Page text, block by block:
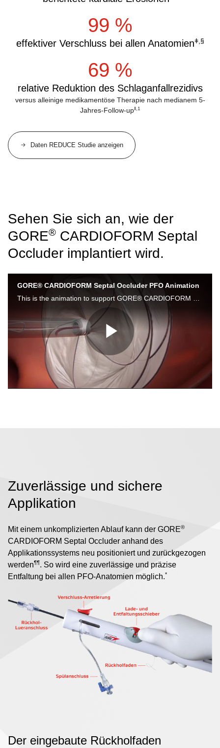
99 %
effektiver Verschluss bei allen Anatomienǂ,§
69 %
relative Reduktion des Schlaganfallrezidivs
versus alleinige medikamentöse Therapie nach medianem 5-
Jahres-Follow-upǁ,1
Daten REDUCE Studie anzeigen
Sehen Sie sich an, wie der
GORE® CARDIOFORM Septal
Occluder implantiert wird.
GORE® CARDIOFORM Septal Occluder PFO Animation
Video
Zuverlässige und sichere
Applikation
Mit einem unkomplizierten Ablauf kann der GORE®
CARDIOFORM Septal Occluder anhand des
Applikationssystems neu positioniert und zurückgezogen
werden¶¶. So wird eine zuverlässige und präzise
Entfaltung bei allen PFO-Anatomien möglich.*
Image
Der eingebaute Rückholfaden